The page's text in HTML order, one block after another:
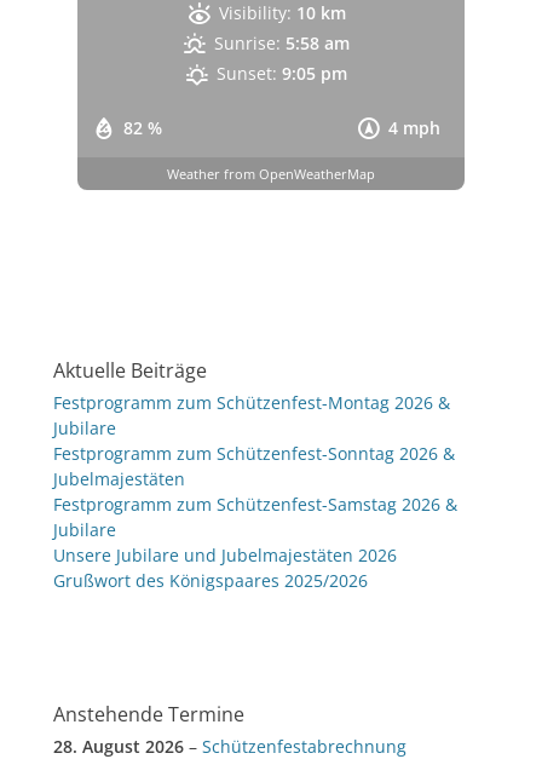
82 % 4 mph
Visibility: 10 km
Sunrise: 5:58 am
Sunset: 9:05 pm
Weather from OpenWeatherMap
Aktuelle Beiträge
Festprogramm zum Schützenfest-Montag 2026 &
Jubilare
Festprogramm zum Schützenfest-Sonntag 2026 &
Jubelmajestäten
Festprogramm zum Schützenfest-Samstag 2026 &
Jubilare
Unsere Jubilare und Jubelmajestäten 2026
Grußwort des Königspaares 2025/2026
Anstehende Termine
28. August 2026 – Schützenfestabrechnung